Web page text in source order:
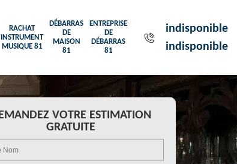
RACHAT
INSTRUMENT
MUSIQUE 81
DÉBARRAS
DE
MAISON
81
ENTREPRISE
DE
DÉBARRAS
81
indisponible
indisponible
VOTRE ESTIMATION
GRATUITE